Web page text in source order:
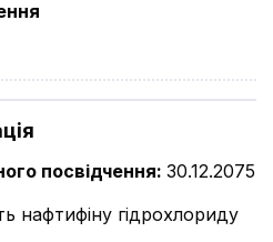
посвідчення: 30.12.2075
нафтифіну гідрохлориду